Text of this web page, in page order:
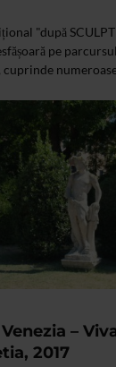
"după
pe
cuprinde
–
2017